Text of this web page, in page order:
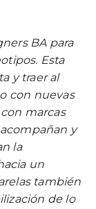
BA para
Esta
y traer al
con nuevas
marcas
y
la
un
también
de lo